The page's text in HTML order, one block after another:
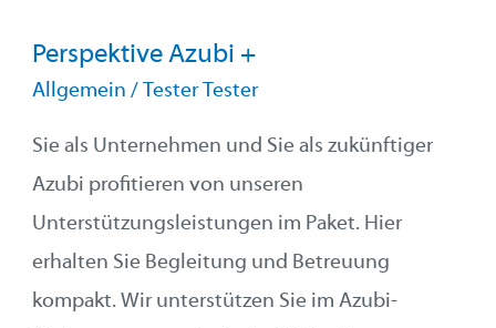
Perspektive Azubi +
Allgemein / Tester Tester
Sie als Unternehmen und Sie als zukünftiger
Azubi profitieren von unseren
Unterstützungsleistungen im Paket. Hier
erhalten Sie Begleitung und Betreuung
kompakt. Wir unterstützen Sie im Azubi-
Perspektive
Azubi
+